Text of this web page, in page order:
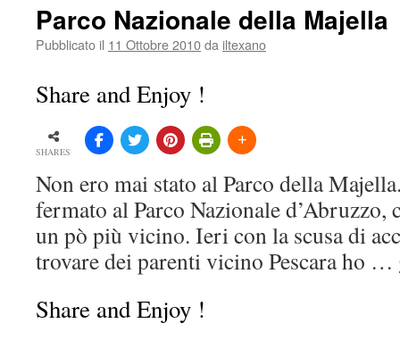
Parco Nazionale della Majella
Pubblicato il 11 Ottobre 2010da iltexano
Share and Enjoy !
SHARES
Non ero mai stato al Parco della
fermato al Parco Nazionale d’Abruzzo,
un pò più vicino. Ieri con la scusa di
trovare dei parenti vicino Pescara ho …
Share and Enjoy !